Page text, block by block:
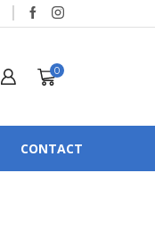
0
CONTACT